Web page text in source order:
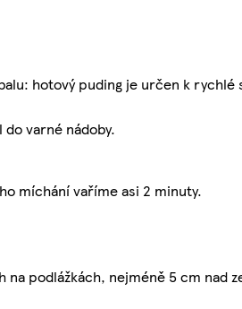
hotový puding je určen k
varné nádoby.
míchání vaříme asi 2 minuty.
podlážkách, nejméně 5 cm nad